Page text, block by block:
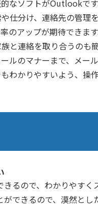
なソフトがOutlookです
仕分け、連絡先の管理
アップが期待できます
と連絡を取り合うのも
のマナーまで、メー
かりやすいよう、操
るので、わかりやすく
できるので、漠然とし